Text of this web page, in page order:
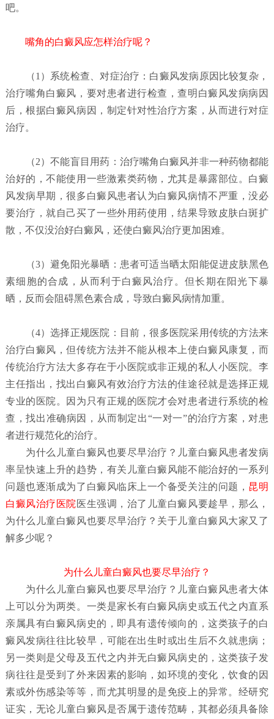
吧。
嘴角的白癜风应怎样治疗呢？
（1）系统检查、对症治疗： 白癜风发病原因比较复杂，
治疗嘴角白癜风，要对患者进行检查，查明白癜风发病病因
后，根据白癜风病因，制定针对性治疗方案，从而进行对症
治疗。
（2）不能盲目用药： 治疗嘴角白癜风并非一种药物都能
治好的，不能使用一些激素类药物，尤其是暴露部位。白癜
风发病早期，很多白癜风患者认为白癜风病情不严重，没必
要治疗，就自己买了一些外用药使用，结果导致皮肤白斑扩
散，不仅没治好白癜风，还使白癜风治疗更加困难。
（3）避免阳光暴晒： 患者可适当晒太阳能促进皮肤黑色
素细胞的合成，从而利于白癜风治疗。但长期在阳光下暴
晒，反而会阻碍黑色素合成，导致白癜风病情加重。
（4）选择正规医院： 目前，很多医院采用传统的方法来
治疗白癜风，但传统方法并不能从根本上使白癜风康复，而
传统治疗方法大多存在于小医院或非正规的私人小医院。李
主任指出，找出白癜风有效治疗方法的佳途径就是选择正规
专业的医院。因为只有正规的医院才会对患者进行系统的检
查，找出准确病因，从而制定出“一对一”的治疗方案，对患
者进行规范化的治疗。
为什么儿童白癜风也要尽早治疗？ 儿童白癜风患者发病
率呈快速上升的趋势，有关儿童白癜风能不能治好的一系列
问题也逐渐成为了白癜风临床上一个备受关注的问题， 昆明
白癜风治疗医院 医生强调，治了儿童白癜风要趁早，那么，
为什么儿童白癜风也要尽早治疗？关于儿童白癜风大家又了
解多少呢？
为什么儿童白癜风也要尽早治疗？
为什么儿童白癜风也要尽早治疗？ 儿童白癜风患者大体
上可以分为两类。一类是家长有白癜风病史或五代之内直系
亲属具有白癜风病史的，即具有遗传倾向的，这类孩子的白
癜风发病往往比较早，可能在出生时或出生后不久就患病；
另一类则是父母及五代之内并无白癜风病史的，这类孩子发
病往往是受到了外来因素的影响，如环境的变化，饮食的因
素或外伤感染等等，而尤其明显的是免疫上的异常。经研究
证实，无论儿童白癜风是否属于遗传范畴，其都必须具备除